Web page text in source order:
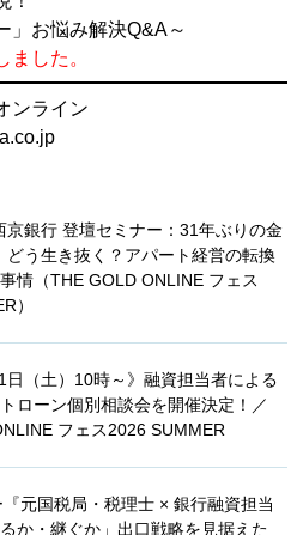
」お悩み解決Q&A～
した。
ンライン
京銀行 登壇セミナー：31年ぶりの金
どう生き抜く？アパート経営の転換
情（THE GOLD ONLINE フェス
）
日（土）10時～》融資担当者による
ローン個別相談会を開催決定！／
フェス2026 SUMMER
元国税局・税理士 × 銀行融資担当
か・継ぐか」出口戦略を見据えた